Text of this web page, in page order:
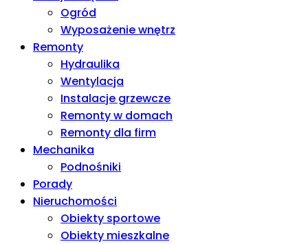
Ogród
Wyposażenie wnętrz
Remonty
Hydraulika
Wentylacja
Instalacje grzewcze
Remonty w domach
Remonty dla firm
Mechanika
Podnośniki
Porady
Nieruchomości
Obiekty sportowe
Obiekty mieszkalne